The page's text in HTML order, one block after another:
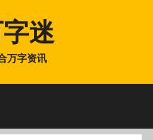
迷
万字资讯